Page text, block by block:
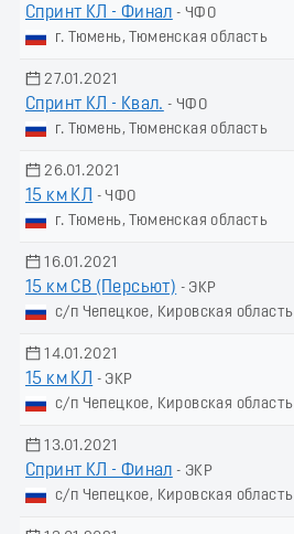
Спринт КЛ - Финал - ЧФО
г. Тюмень, Тюменская область
27.01.2021
Спринт КЛ - Квал. - ЧФО
г. Тюмень, Тюменская область
26.01.2021
15 км КЛ
- ЧФО
г. Тюмень, Тюменская область
16.01.2021
15 км СВ (Пеpсьют) - ЭКР
с/п Чепецкое, Кировская область
14.01.2021
15 км КЛ
- ЭКР
с/п Чепецкое, Кировская область
13.01.2021
Спринт КЛ - Финал - ЭКР
с/п Чепецкое, Кировская область